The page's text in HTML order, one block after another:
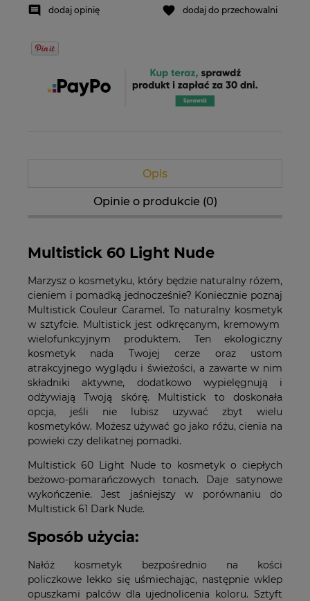
dodaj opinię dodaj do przechowalni
Opis
Opinie o produkcie (0)
Multistick 60 Light Nude
Marzysz o kosmetyku, który będzie naturalny różem,
cieniem i pomadką jednocześnie? Koniecznie poznaj
Multistick Couleur Caramel. To naturalny kosmetyk
w sztyfcie. Multistick jest odkręcanym, kremowym
wielofunkcyjnym produktem. Ten ekologiczny
kosmetyk nada Twojej cerze oraz ustom
atrakcyjnego wyglądu i świeżości, a zawarte w nim
składniki aktywne, dodatkowo wypielęgnują i
odżywiają Twoją skórę. Multistick to doskonała
opcja, jeśli nie lubisz używać zbyt wielu
kosmetyków. Możesz używać go jako różu, cienia na
powieki czy delikatnej pomadki.
Multistick 60 Light Nude to kosmetyk o ciepłych
beżowo-pomarańczowych tonach. Daje satynowe
wykończenie. Jest jaśniejszy w porównaniu do
Multistick 61 Dark Nude.
Sposób użycia:
Nałóż kosmetyk bezpośrednio na kości
policzkowe lekko się uśmiechając, następnie wklep
opuszkami palców dla ujednolicenia koloru. Sztyft